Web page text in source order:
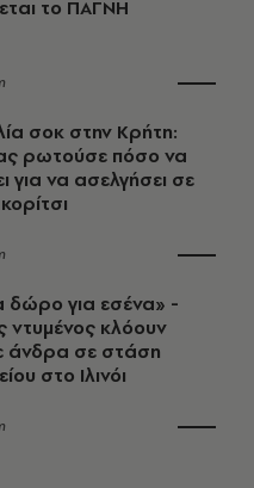
το ΠΑΓΝΗ
σοκ στην Κρήτη:
ρωτούσε πόσο να
για να ασελγήσει σε
δώρο για εσένα» -
ντυμένος κλόουν
άνδρα σε στάση
στο Ιλινόι